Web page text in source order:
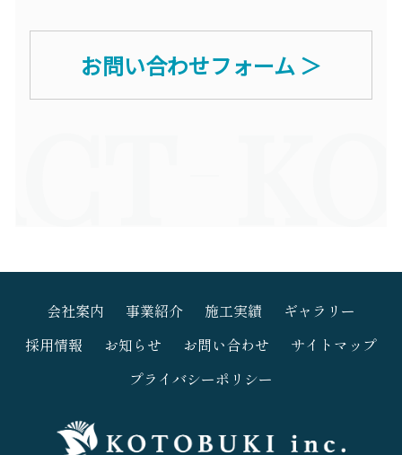
お問い合わせフォーム ＞
会社案内 事業紹介 施工実績
ギャラリー
採用情報
お知らせ お問い合わせ
サイトマップ
プライバシーポリシー